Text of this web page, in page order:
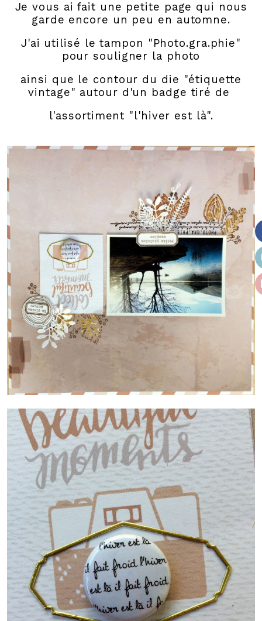
Je vous ai fait une petite page qui nous
garde encore un peu en automne.
J'ai utilisé le tampon "Photo.gra.phie"
pour souligner la photo
ainsi que le contour du die "étiquette
vintage" autour d'un badge tiré de
l'assortiment "l'hiver est là".